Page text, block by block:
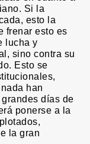
Si la
esto la
frenar esto es
lucha y
sino contra su
Esto se
han
días de
ponerse a la
la gran